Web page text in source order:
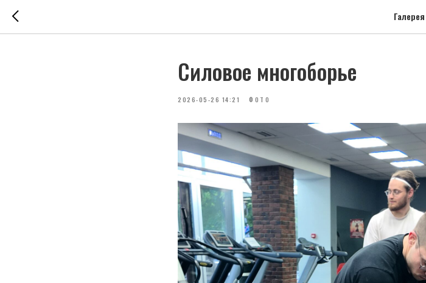
Галерея
Силовое многоборье
2026-05-26 14:21 ФОТО